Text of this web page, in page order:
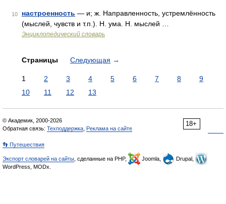
10 настроенность — и; ж. Направленность, устремлённость
(мыслей, чувств и т.п.). Н. ума. Н. мыслей …
Энциклопедический словарь
Страницы Следующая →
1 2 3 4 5 6 7 8
9
10
11 12 13
18+
© Академик, 2000-2026
Обратная связь: Техподдержка Реклама на сайте
👣 Путешествия
Экспорт словарей на сайты , сделанные на PHP, Joomla,
Drupal,
WordPress, MODx.